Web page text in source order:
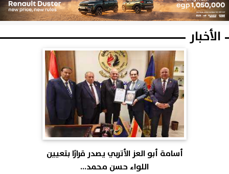
الأخبار
أسامة أبو العز الأتربي يصدر قرارًا بتعيين
اللواء حسن محمد...